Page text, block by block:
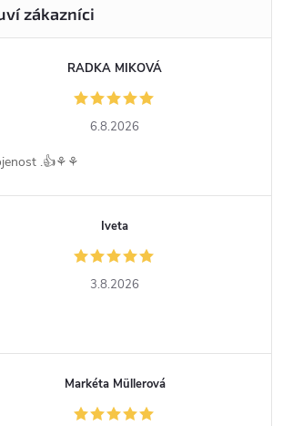
RADKA MIKOVÁ
6.8.2026
.👍⚘️⚘️
Iveta
3.8.2026
Markéta Müllerová